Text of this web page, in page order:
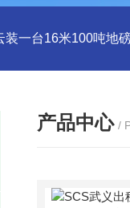
装一台16米100吨地
产品中心 /